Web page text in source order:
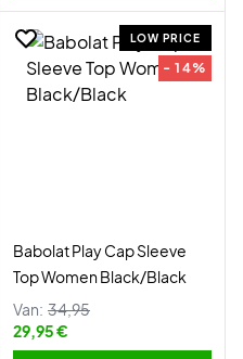
LOW PRICE
- 14%
Babolat Play Cap Sleeve
Top Women Black/Black
Van: 34,95
29,95 €